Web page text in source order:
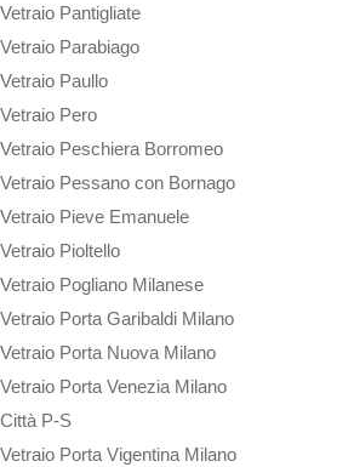
Vetraio Pantigliate
Vetraio Parabiago
Vetraio Paullo
Vetraio Pero
Vetraio Peschiera Borromeo
Vetraio Pessano con Bornago
Vetraio Pieve Emanuele
Vetraio Pioltello
Vetraio Pogliano Milanese
Vetraio Porta Garibaldi Milano
Vetraio Porta Nuova Milano
Vetraio Porta Venezia Milano
Città P-S
Vetraio Porta Vigentina Milano